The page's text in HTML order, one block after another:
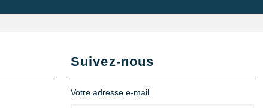
Suivez-nous
Votre adresse e-mail